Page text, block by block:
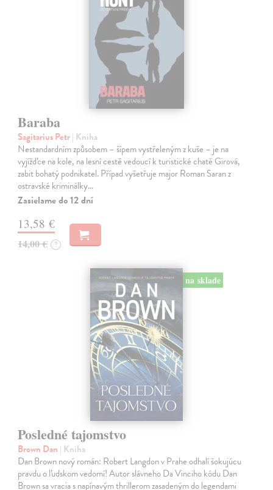
Baraba
Sagitarius Petr| Kniha
Nestandardním způsobem – šípem vystřeleným z kuše – je na
vyjížďce na kole, na lesní cestě vedoucí k turistické chatě Girová,
zabit bohatý podnikatel. Případ vyšetřuje major Roman Saran z
ostravské kriminálky…
Zasielame do 12 dní
13,58 €
14,00 € ?
na sklade
Posledné tajomstvo
Brown Dan | Kniha
Dan Brown nový román: Robert Langdon v Prahe odhalí šokujúcu
pravdu o ľudskom vedomí! Autor slávneho Da Vinciho kódu Dan
Brown sa vracia s napínavým thrillerom zasadeným do legendami